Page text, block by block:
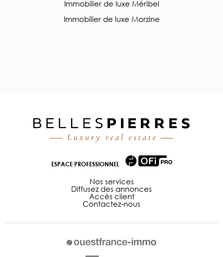
Immobilier de luxe Méribel
Immobilier de luxe Morzine
ESPACE PROFESSIONNEL
Nos services
Diffusez des annonces
Accès client
Contactez-nous